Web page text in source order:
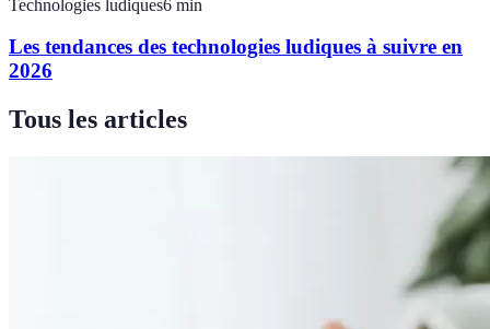
Technologies ludiques6 min
Les tendances des technologies ludiques à suivre en
2026
Tous les articles